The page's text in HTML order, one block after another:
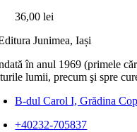
36,00lei
în anul 1969 (primele
lumii, precum şi spre
B-dul Carol I, Grădina
+40232-705837